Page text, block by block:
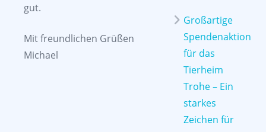
gut.
Mit freundlichen Grüßen
Michael
Großartige
Spendenaktion
für das
Tierheim
Trohe – Ein
starkes
Zeichen für